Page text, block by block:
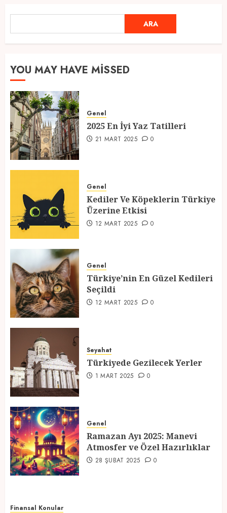
Ramazan Ayı 2025: Manevi
Atmosfer ve Özel Hazırlıklar
1
21 MART 2025
2
Üzerine Etkisi
12 MART 2025 0
3
Seçildi
12 MART 2025 0
4
1 MART 2025
5
Atmosfer ve Özel Hazırlıklar
28 ŞUBAT 2025 0
ARA
YOU MAY HAVE MISSED
Genel
2025 En İyi Yaz Tatilleri
21 MART 2025 0
Genel
Kediler Ve Köpeklerin Türkiye
Üzerine Etkisi
12 MART 2025 0
Genel
Türkiye’nin En Güzel Kedileri
Seçildi
12 MART 2025 0
Seyahat
Türkiyede Gezilecek Yerler
1 MART 2025 0
Genel
Ramazan Ayı 2025: Manevi
Atmosfer ve Özel Hazırlıklar
28 ŞUBAT 2025 0
Finansal Konular